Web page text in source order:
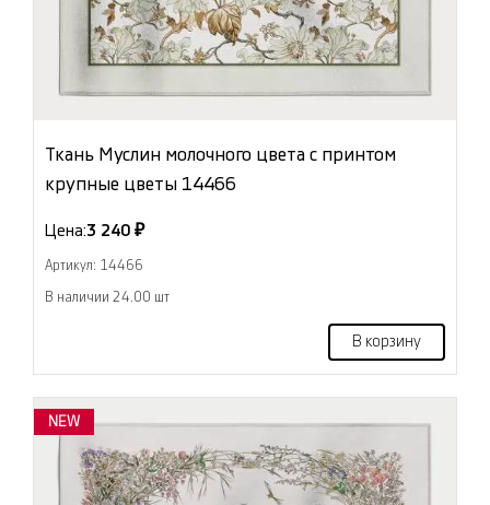
Ткань Муслин молочного цвета с принтом
крупные цветы 14466
Цена:3 240 ₽
Артикул: 14466
В наличии 24.00 шт
В корзину
NEW